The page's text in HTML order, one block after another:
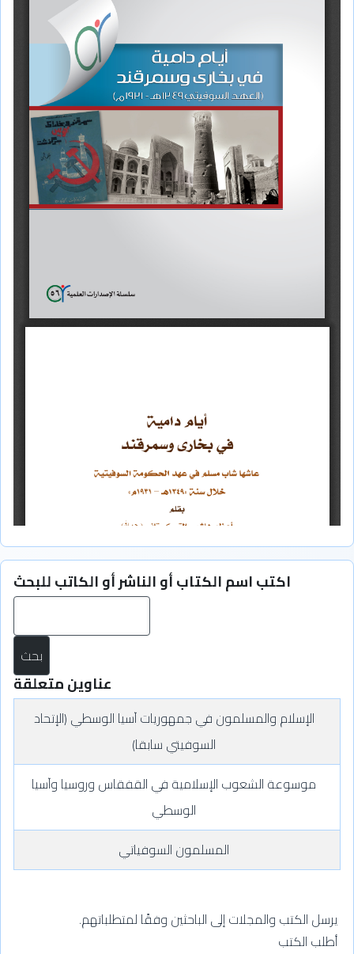
اكتب اسم الكتاب أو الناشر أو الكاتب للبحث
عناوين متعلقة
الإسلام والمسلمون في جمهوريات آسيا الوسطي (الإتحاد
السوفيتي سابقا)
موسوعة الشعوب الإسلامية في القفقاس وروسيا وآسيا
الوسطي
المسلمون السوفياتي
يرسل الكتب والمجلات إلى الباحثين وفقًا لمتطلباتهم.
أطلب الكتب